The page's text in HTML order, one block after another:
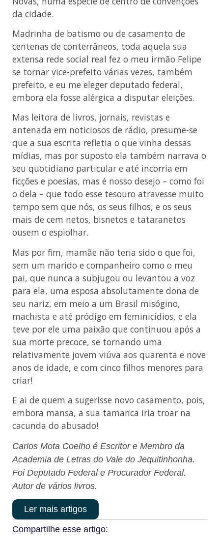
da cidade.
Madrinha de batismo ou de casamento de
centenas de conterrâneos, toda aquela sua
extensa rede social real fez o meu irmão Felipe
se tornar vice-prefeito várias vezes, também
prefeito, e eu me eleger deputado federal,
embora ela fosse alérgica a disputar eleições.
Mas leitora de livros, jornais, revistas e
antenada em noticiosos de rádio, presume-se
que a sua escrita refletia o que vinha dessas
mídias, mas por suposto ela também narrava o
seu quotidiano particular e até incorria em
ficções e poesias, mas é nosso desejo – como foi
o dela – que todo esse tesouro atravesse muito
tempo sem que nós, os seus filhos, e os seus
mais de cem netos, bisnetos e tataranetos
ousem o espiolhar.
Mas por fim, mamãe não teria sido o que foi,
sem um marido e companheiro como o meu
pai, que nunca a subjugou ou levantou a voz
para ela, uma esposa absolutamente dona de
seu nariz, em meio a um Brasil misógino,
machista e até pródigo em feminicídios, e ela
teve por ele uma paixão que continuou após a
sua morte precoce, se tornando uma
relativamente jovem viúva aos quarenta e nove
anos de idade, e com cinco filhos menores para
criar!
E ai de quem a sugerisse novo casamento, pois,
embora mansa, a sua tamanca iria troar na
cacunda do abusado!
Carlos Mota Coelho é Escritor e Membro da
Academia de Letras do Vale do Jequitinhonha.
Foi Deputado Federal e Procurador Federal.
Autor de vários livros.
Ler mais artigos
Compartilhe esse artigo: